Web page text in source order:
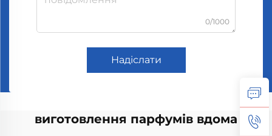
0/1000
Надіслати
виготовлення парфумів вдома